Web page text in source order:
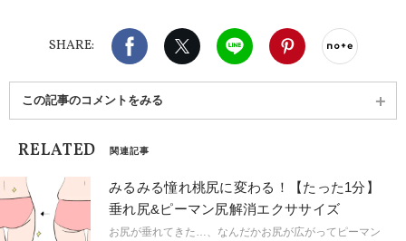
ど幅広く活動。Instagram：@kanamiokamoto
SHARE:
Facebook X（旧twitter）
LINE Pinterest
この記事のコメントをみる
RELATED 関連記事
みるみる憧れ桃尻に変わる！【たった1分】
垂れ尻&ピーマン尻解消エクササイズ
お尻が垂れてきた…、なんだかお尻が広がってピーマン